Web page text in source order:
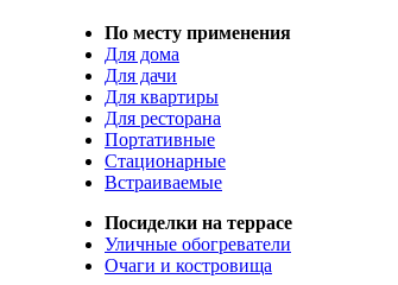
По месту применения
Для дома
Для дачи
Для квартиры
Для ресторана
Портативные
Стационарные
Встраиваемые
Посиделки на террасе
Уличные обогреватели
Очаги и костровища